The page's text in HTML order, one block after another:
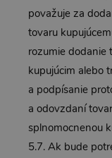
považuje za
tovaru
rozumie dodanie
kupujúcim alebo
a podpísanie
a odovzdaní
splnomocnenou
5.7. Ak bude